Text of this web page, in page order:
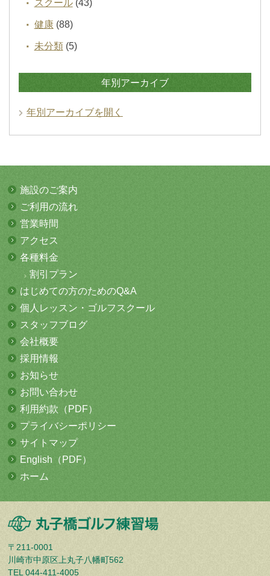
スクール(43)
健康(88)
未分類(5)
年別アーカイブ
年別アーカイブを開く
施設のご案内
ご利用の流れ
営業時間
アクセス
各種料金
割引プラン
はじめての方のためのQ&A
個人レッスン・ ゴルフスクール
スタッフブログ
会社概要
採用情報
お知らせ
お問い合わせ
利用約款（PDF）
プライバシーポリシー
サイトマップ
English（PDF）
ホーム
〒211-0001
川崎市中原区上丸子八幡町562
TEL 044-411-4005